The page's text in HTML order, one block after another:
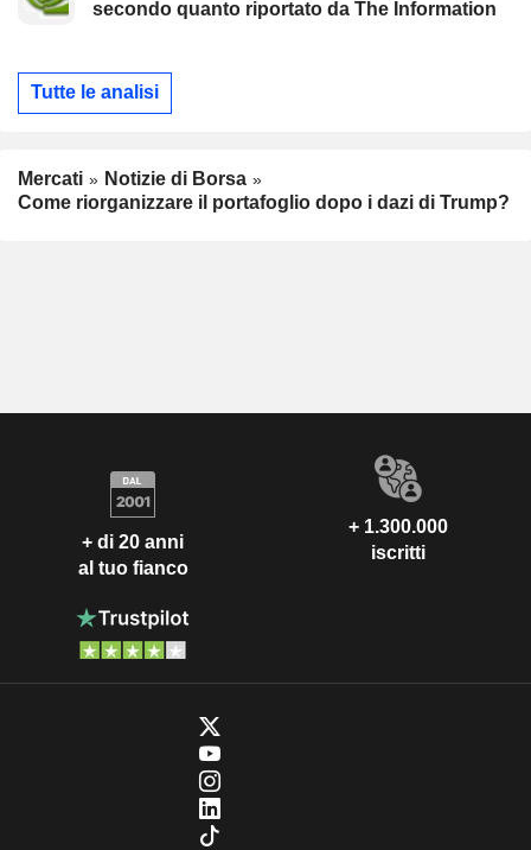
secondo quanto riportato da The Information
Tutte le analisi
Mercati
Notizie di Borsa
Come riorganizzare il portafoglio dopo i dazi di Trump?
+ di 20 anni
al tuo fianco
+ 1.300.000
iscritti